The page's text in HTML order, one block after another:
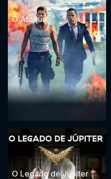
O Ataque
O Legado de Júpiter